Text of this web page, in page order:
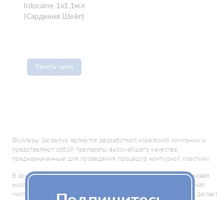
lidocaine 1x1,1мл
(Сардиния Шейп)
Узнать цену
Филлеры Sardenya являются разработкой корейской компании и
представляют собой препараты высочайшего качества,
предназначенные для проведения процедур контурной пластики.
В основе линии Sardenya лежит стабилизированная гиалуроновая
кислота, подвергнутая нескольким ступеням очистки. Подобная
чистота исключает риск появления аллергической реакции и